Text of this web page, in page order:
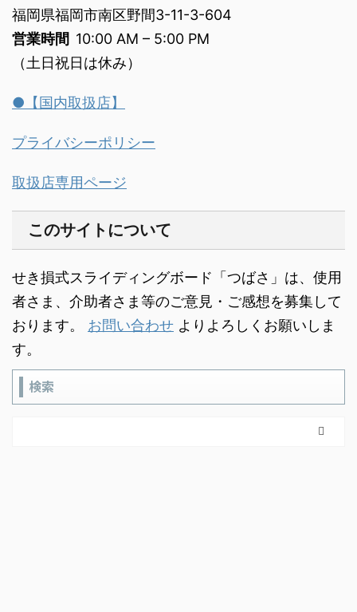
福岡県福岡市南区野間3-11-3-604
営業時間 10:00 AM – 5:00 PM
（土日祝日は休み）
●【国内取扱店】
プライバシーポリシー
取扱店専用ページ
このサイトについて
せき損式スライディングボード「つばさ」は、使用
者さま、介助者さま等のご意見・ご感想を募集して
おります。 お問い合わせ よりよろしくお願いしま
す。
検索